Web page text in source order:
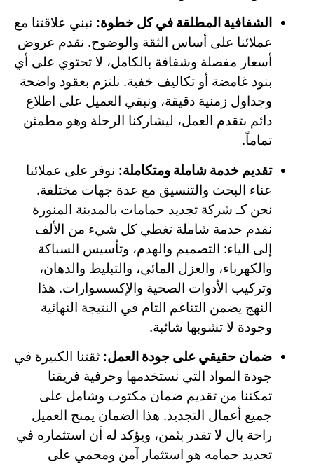
الشفافية المطلقة في كل خطوة: نبني علاقتنا مع
عملائنا على أساس الثقة والوضوح. نقدم عروض
أسعار مفصلة وشفافة بالكامل، لا تحتوي على أي
بنود غامضة أو تكاليف خفية. نلتزم بعقود واضحة
وجداول زمنية دقيقة، ونبقي العميل على اطلاع
دائم بتقدم العمل، ليشاركنا الرحلة وهو مطمئن
تماماً.
تقديم خدمة شاملة ومتكاملة: نوفر على عملائنا
عناء البحث والتنسيق مع عدة جهات مختلفة.
نحن كـ شركة تجديد حمامات بالمدينة المنورة
نقدم خدمة شاملة تغطي كل شيء من الألف
إلى الياء: التصميم والهدم، وتأسيس السباكة
والكهرباء، والعزل المائي، والتبليط والدهان،
وتركيب الأدوات الصحية والإكسسوارات. هذا
النهج يضمن التناغم التام في النتيجة النهائية
وجودة لا تشوبها شائبة.
ضمان حقيقي على جودة العمل: ثقتنا الكبيرة في
جودة المواد التي نستخدمها وحرفية فريقنا
تمكننا من تقديم ضمان مكتوب وشامل على
جميع أعمال التجديد. هذا الضمان يمنح العميل
راحة بال لا تقدر بثمن، ويؤكد له أن استثماره في
تجديد حمامه هو استثمار آمن ومحمي على